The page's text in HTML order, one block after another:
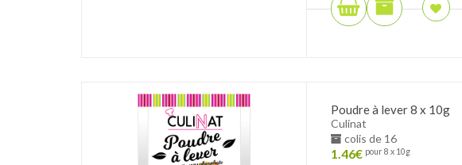
Poudre à lever 8 x 10g
Culinat
colis de 16
1.46€ pour 8 x 10g